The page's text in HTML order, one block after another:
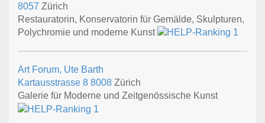
8057 Zürich
Restauratorin, Konservatorin für Gemälde, Skulpturen,
Polychromie und moderne Kunst
Art Forum, Ute Barth
Kartausstrasse 8 8008 Zürich
Galerie für Moderne und Zeitgenössische Kunst